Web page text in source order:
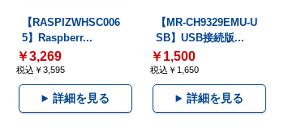
【RASPIZWHSC006
5】Raspberr...
￥3,269
税込￥3,595
詳細を見る
【MR-CH9329EMU-U
SB】USB接続版...
￥1,500
税込￥1,650
詳細を見る